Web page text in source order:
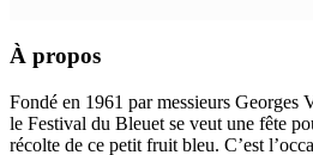
À propos
Fondé en 1961 par messieurs Georges
le Festival du Bleuet se veut une fête
récolte de ce petit fruit bleu. C’est